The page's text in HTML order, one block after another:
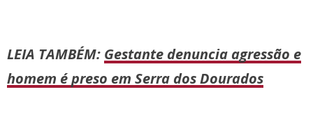
LEIA TAMBÉM: Gestante denuncia agressão e
homem é preso em Serra dos Dourados